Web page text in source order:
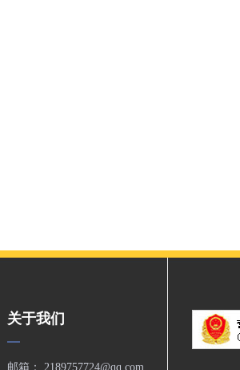
关于我们
邮箱： 2189757724@qq.com